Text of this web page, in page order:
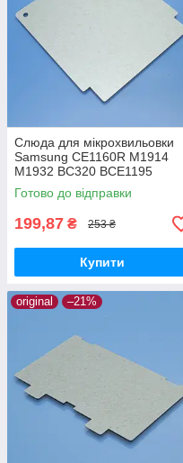
Слюда для мікрохвильовки
Samsung CE1160R M1914
M1932 BC320 BCE1195
CE1190 CE2914R MG1043
ME1280 ME8123 MW1060
CE3270
Готово до відправки
199,87 ₴ 253 ₴
Купити
original –21%